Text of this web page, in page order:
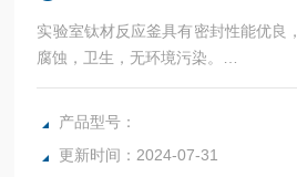
实验室钛材反应釜具有密封性能优良
腐蚀，卫生，无环境污染。
广泛应用于科研，实验室试验，化工
硅胶，油漆，医药，石油化工生产中
内表面采用镜面抛光，确保卫生洁净*。
产品型号：
更新时间：2024-07-31